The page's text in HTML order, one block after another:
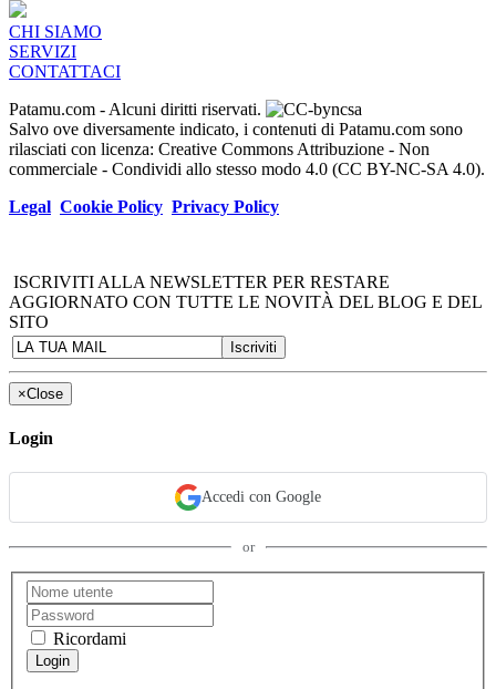
CHI SIAMO
SERVIZI
CONTATTACI
Patamu.com - Alcuni diritti riservati.
Salvo ove diversamente indicato, i contenuti di Patamu.com sono
rilasciati con licenza: Creative Commons Attribuzione - Non
commerciale - Condividi allo stesso modo 4.0 (CC BY-NC-SA 4.0).
Legal Cookie Policy Privacy Policy
ISCRIVITI ALLA NEWSLETTER PER RESTARE
AGGIORNATO CON TUTTE LE NOVITÀ DEL BLOG E DEL
SITO
×Close
Login
Accedi con Google
or
Ricordami